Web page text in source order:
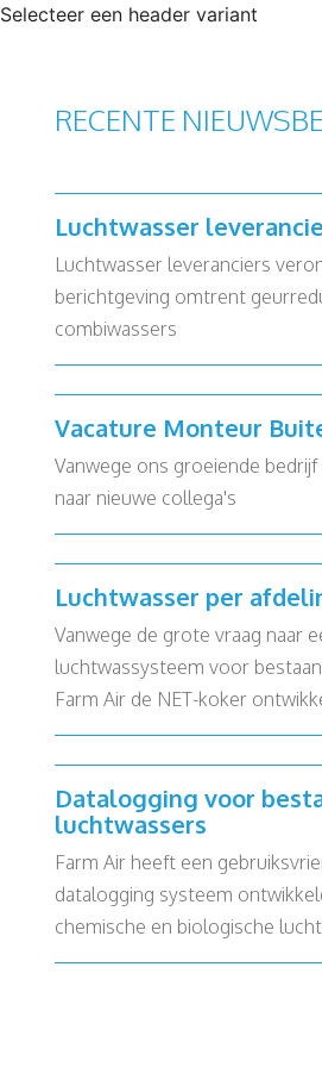
Selecteer een header variant
RECENTE
Luchtwasser
Luchtwasser leveranciers
berichtgeving omtrent
combiwassers
Vacature Monteur
Vanwege ons groeiende bedrijf
naar nieuwe collega's
Luchtwasser per
Vanwege de grote vraag naar
luchtwassysteem voor
Farm Air de NET-koker
Datalogging voor
luchtwassers
Farm Air heeft een
datalogging systeem
chemische en biologische